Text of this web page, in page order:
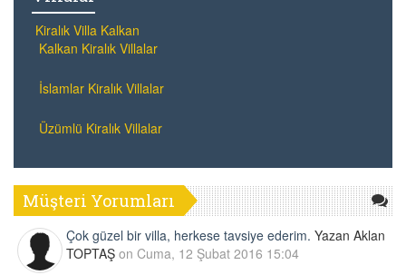
Kiralık Villa Kalkan
Kalkan Kiralık Villalar
İslamlar Kiralık Villalar
Üzümlü Kiralık Villalar
Müşteri Yorumları
Çok güzel bir villa, herkese tavsiye ederim. Yazan Aklan
TOPTAŞ on Cuma, 12 Şubat 2016 15:04